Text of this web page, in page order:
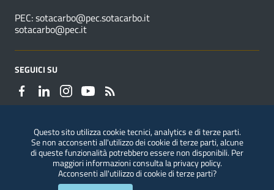
PEC:sotacarbo@pec.sotacarbo.it
sotacarbo@pec.it
SEGUICI SU
Segnalazioni di illeciti
Questo sito utilizza cookie tecnici, analytics e di terze parti.
Se non acconsenti all'utilizzo dei cookie di terze parti, alcune
di queste funzionalità potrebbero essere non disponibili. Per
maggiori informazioni consulta laprivacy policy.
Acconsenti all'utilizzo di cookie di terze parti?